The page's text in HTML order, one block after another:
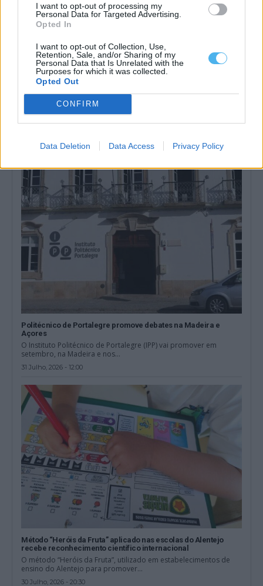
I want to opt-out of processing my
Personal Data for Targeted Advertising.
Opted In
I want to opt-out of Collection, Use,
Retention, Sale, and/or Sharing of my
Personal Data that Is Unrelated with the
Purposes for which it was collected.
Opted Out
CONFIRM
Data Deletion Data Access Privacy Policy
Politécnico de Portalegre promove debates na Madeira e
Açores
O Instituto Politécnico de Portalegre (IPP) vai promover em
setembro, na Madeira e nos...
31 Julho, 2026 - 12:00
Método “Heróis da Fruta” aplicado nas escolas do Alentejo
recebe reconhecimento científico internacional
O método “Heróis da Fruta”, utilizado em estabelecimentos de
ensino do Alentejo para promover...
30 Julho, 2026 - 20:30